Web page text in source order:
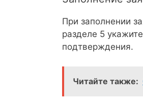
При заполнении
разделе 5
подтверждения.
Читайте также: